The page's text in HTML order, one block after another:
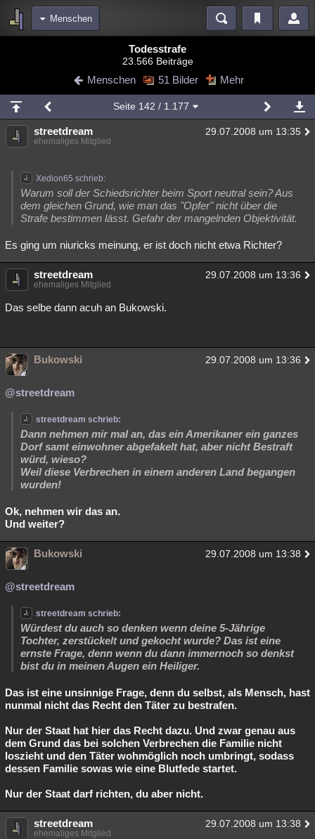
Menschen
Diskussionen Blogs Videos
Chat Wiki Neuigkeiten
meine Rubriken
Menschen Wissenschaft Mystery Kriminalfälle
Natur Umfragen Unterhaltung
weitere Rubriken
Astronomie Helpdesk Gruppen Gaming Filme
Musik Clash Verbesserungen
Übersichten
Lesenswert Schlüsselwörter
Todesstrafe
23.566 Beiträge
Menschen 51 Bilder Mehr
Seite 142 / 1.177
streetdream 29.07.2008 um 13:35
ehemaliges Mitglied
Xedion65 schrieb:
Warum soll der Schiedsrichter beim Sport neutral sein? Aus
dem gleichen Grund, wie man das "Opfer" nicht über die
Strafe bestimmen lässt. Gefahr der mangelnden Objektivität.
Es ging um niuricks meinung, er ist doch nicht etwa Richter?
streetdream 29.07.2008 um 13:36
ehemaliges Mitglied
Das selbe dann acuh an Bukowski.
Bukowski 29.07.2008 um 13:36
@streetdream
streetdream schrieb:
Dann nehmen mir mal an, das ein Amerikaner ein ganzes
Dorf samt einwohner abgefakelt hat, aber nicht Bestraft
würd, wieso?
Weil diese Verbrechen in einem anderen Land begangen
wurden!
Ok, nehmen wir das an.
Und weiter?
Bukowski 29.07.2008 um 13:38
@streetdream
streetdream schrieb:
Würdest du auch so denken wenn deine 5-Jährige
Tochter, zerstückelt und gekocht wurde? Das ist eine
ernste Frage, denn wenn du dann immernoch so denkst
bist du in meinen Augen ein Heiliger.
Das ist eine unsinnige Frage, denn du selbst, als Mensch, hast
nunmal nicht das Recht den Täter zu bestrafen.
Nur der Staat hat hier das Recht dazu. Und zwar genau aus
dem Grund das bei solchen Verbrechen die Familie nicht
loszieht und den Täter wohmöglich noch umbringt, sodass
dessen Familie sowas wie eine Blutfede startet.
Nur der Staat darf richten, du aber nicht.
streetdream 29.07.2008 um 13:38
ehemaliges Mitglied